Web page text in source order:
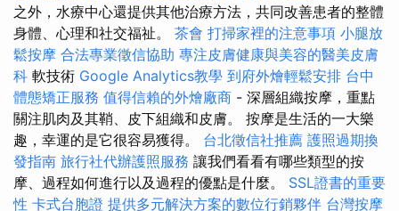
之外，水療中心還提供其他治療方法，共同改善患者的整體
身體、心理和社交福祉。 茶會 打掃家裡的注意事項 小腿放
鬆按摩 合法專業徵信協助 專注皮膚健康與美容的醫美皮膚
科 軟技術 Google Analytics教學 到府外燴輕鬆安排 台中
體態矯正服務 值得信賴的外燴廠商 - 深層組織按摩，重點
關注肌肉及其鞘、皮下組織和皮膚。 按摩是生活的一大樂
趣，幸運的是它很容易獲得。 台北徵信社推薦 護照過期換
發指南 旅行社代辦護照服務 讓我們看看有哪些類型的按
摩、過程如何進行以及過程的優點是什麼。 SSL證書的重要
性 卡式台胞證 提供多元解決方案的數位行銷夥伴 台灣按摩